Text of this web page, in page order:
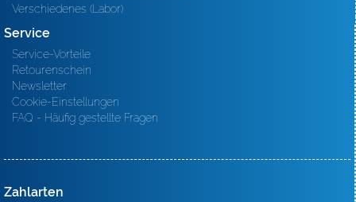
Verschiedenes (Labor)
Service
Service-Vorteile
Retourenschein
Newsletter
Cookie-Einstellungen
FAQ - Häufig gestellte Fragen
Zahlarten